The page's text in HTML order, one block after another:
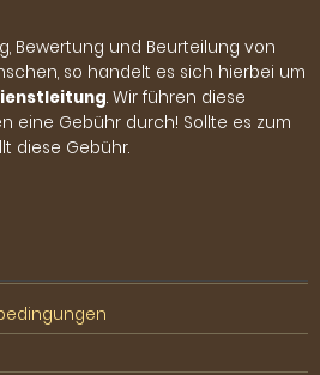
Bewertung und Beurteilung von
so handelt es sich hierbei um
. Wir führen diese
eine Gebühr durch! Sollte es zum
diese Gebühr.